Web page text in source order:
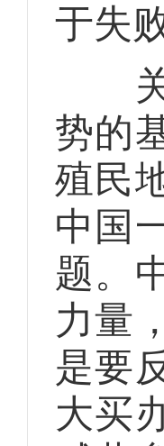
于失
关
势的
殖民
中国
题。
力量
是要
大买